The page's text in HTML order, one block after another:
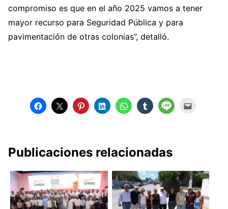
compromiso es que en el año 2025 vamos a tener
mayor recurso para Seguridad Pública y para
pavimentación de otras colonias”, detalló.
Publicaciones relacionadas